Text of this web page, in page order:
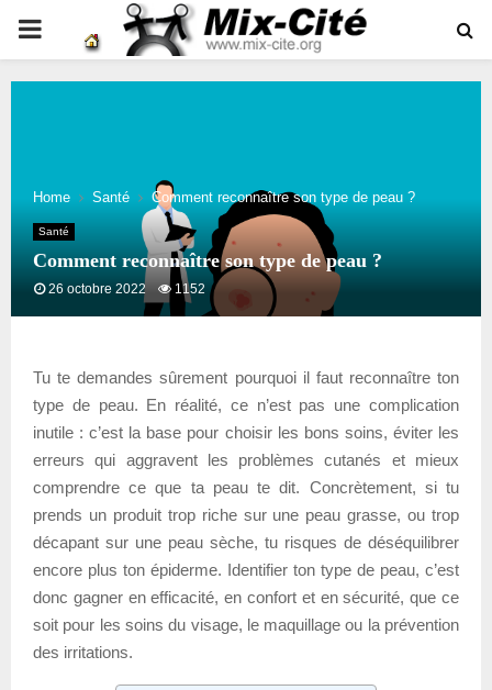
PRIMARY
MENU
Home Santé Comment reconnaître son type de peau ?
Santé
Comment reconnaître son type de peau ?
26 octobre 2022 1152
Tu te demandes sûrement pourquoi il faut reconnaître ton
type de peau. En réalité, ce n’est pas une complication
inutile : c’est la base pour choisir les bons soins, éviter les
erreurs qui aggravent les problèmes cutanés et mieux
comprendre ce que ta peau te dit. Concrètement, si tu
prends un produit trop riche sur une peau grasse, ou trop
décapant sur une peau sèche, tu risques de déséquilibrer
encore plus ton épiderme. Identifier ton type de peau, c’est
donc gagner en efficacité, en confort et en sécurité, que ce
soit pour les soins du visage, le maquillage ou la prévention
des irritations.